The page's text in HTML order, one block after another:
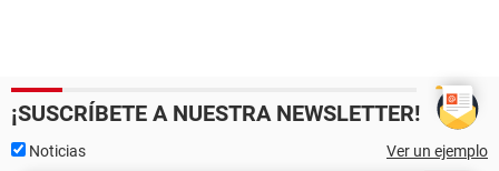
¡SUSCRÍBETE A NUESTRA NEWSLETTER!
Noticias Ver un ejemplo